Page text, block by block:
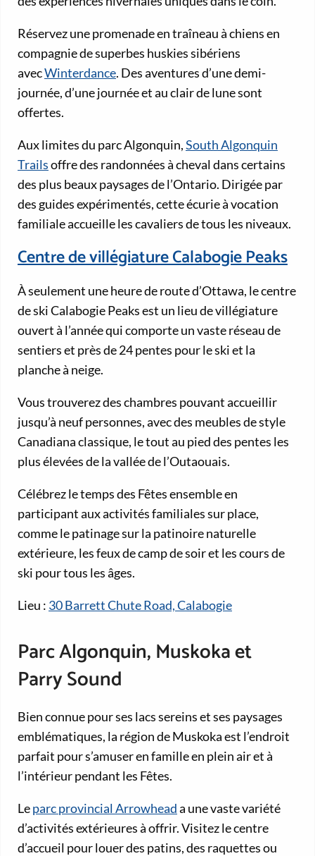
Réservez une promenade en traîneau à chiens en
compagnie de superbes huskies sibériens
avecWinterdance. Des aventures d’une demi-
journée, d’une journée et au clair de lune sont
offertes.
Aux limites du parc Algonquin,South Algonquin
Trailsoffre des randonnées à cheval dans certains
des plus beaux paysages de l’Ontario. Dirigée par
des guides expérimentés, cette écurie à vocation
familiale accueille les cavaliers de tous les niveaux.
Centre de villégiature Calabogie Peaks
À seulement une heure de route d’Ottawa, le centre
de ski Calabogie Peaks est un lieu de villégiature
ouvert à l’année qui comporte un vaste réseau de
sentiers et près de 24 pentes pour le ski et la
planche à neige.
Vous trouverez des chambres pouvant accueillir
jusqu’à neuf personnes, avec des meubles de style
Canadiana classique, le tout au pied des pentes les
plus élevées de la vallée de l’Outaouais.
Célébrez le temps des Fêtes ensemble en
participant aux activités familiales sur place,
comme le patinage sur la patinoire naturelle
extérieure, les feux de camp de soir et les cours de
ski pour tous les âges.
Lieu : 30 Barrett Chute Road, Calabogie
Parc Algonquin, Muskoka et
Parry Sound
Bien connue pour ses lacs sereins et ses paysages
emblématiques, la région de Muskoka est l’endroit
parfait pour s’amuser en famille en plein air et à
l’intérieur pendant les Fêtes.
Leparc provincial Arrowheada une vaste variété
d’activités extérieures à offrir. Visitez le centre
d’accueil pour louer des patins, des raquettes ou